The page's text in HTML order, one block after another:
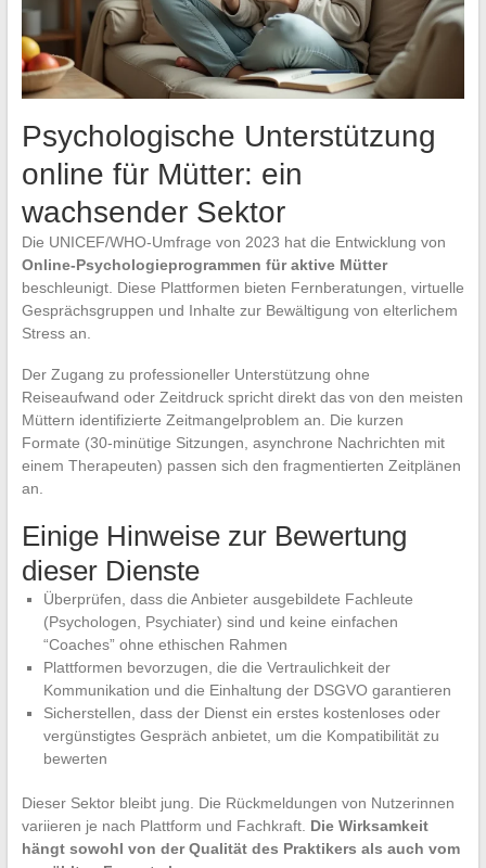
Psychologische Unterstützung
online für Mütter: ein
wachsender Sektor
Die UNICEF/WHO-Umfrage von 2023 hat die Entwicklung von
Online-Psychologieprogrammen für aktive Mütter
beschleunigt. Diese Plattformen bieten Fernberatungen, virtuelle
Gesprächsgruppen und Inhalte zur Bewältigung von elterlichem
Stress an.
Der Zugang zu professioneller Unterstützung ohne
Reiseaufwand oder Zeitdruck spricht direkt das von den meisten
Müttern identifizierte Zeitmangelproblem an. Die kurzen
Formate (30-minütige Sitzungen, asynchrone Nachrichten mit
einem Therapeuten) passen sich den fragmentierten Zeitplänen
an.
Einige Hinweise zur Bewertung
dieser Dienste
Überprüfen, dass die Anbieter ausgebildete Fachleute
(Psychologen, Psychiater) sind und keine einfachen
“Coaches” ohne ethischen Rahmen
Plattformen bevorzugen, die die Vertraulichkeit der
Kommunikation und die Einhaltung der DSGVO garantieren
Sicherstellen, dass der Dienst ein erstes kostenloses oder
vergünstigtes Gespräch anbietet, um die Kompatibilität zu
bewerten
Dieser Sektor bleibt jung. Die Rückmeldungen von Nutzerinnen
variieren je nach Plattform und Fachkraft. Die Wirksamkeit
hängt sowohl von der Qualität des Praktikers als auch vom